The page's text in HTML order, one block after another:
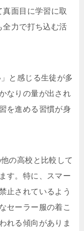
真面目に学習に取
全力で打ち込む活
と感じる生徒が多
なりの量が出され
を進める習慣が身
の高校と比較して
す。特に、スマー
止されているよう
セーラー服の着こ
れる傾向がありま